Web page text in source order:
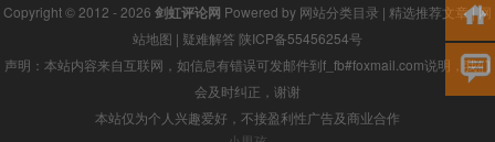
Copyright © 2012 - 2026 剑虹评论网 Powered by 网站分类目录 | 精选推荐文章|网
站地图 | 疑难解答 陕ICP备55456254号
声明：本站内容来自互联网，如信息有错误可发邮件到f_fb#foxmail.com说明，我们
会及时纠正，谢谢
本站仅为个人兴趣爱好，不接盈利性广告及商业合作